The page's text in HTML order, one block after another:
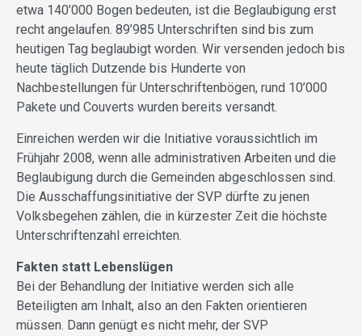
etwa 140’000 Bogen bedeuten, ist die Beglaubigung erst
recht angelaufen. 89’985 Unterschriften sind bis zum
heutigen Tag beglaubigt worden. Wir versenden jedoch bis
heute täglich Dutzende bis Hunderte von
Nachbestellungen für Unterschriftenbögen, rund 10’000
Pakete und Couverts wurden bereits versandt.
Einreichen werden wir die Initiative voraussichtlich im
Frühjahr 2008, wenn alle administrativen Arbeiten und die
Beglaubigung durch die Gemeinden abgeschlossen sind.
Die Ausschaffungsinitiative der SVP dürfte zu jenen
Volksbegehen zählen, die in kürzester Zeit die höchste
Unterschriftenzahl erreichten.
Fakten statt Lebenslügen
Bei der Behandlung der Initiative werden sich alle
Beteiligten am Inhalt, also an den Fakten orientieren
müssen. Dann genügt es nicht mehr, der SVP